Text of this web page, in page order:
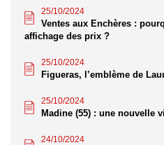
25/10/2024
Ventes aux Enchères :
affichage des prix ?
25/10/2024
Figueras, l’emblème de
25/10/2024
Madine (55) : une nouvelle
24/10/2024